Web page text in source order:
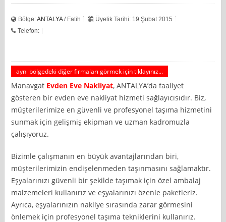
Bölge:ANTALYA/ Fatih
Üyelik Tarihi: 19 Şubat 2015
Telefon:
aynı bölgedeki diğer firmaları görmek için tıklayınız...
Manavgat Evden Eve Nakliyat, ANTALYA’da faaliyet
gösteren bir evden eve nakliyat hizmeti sağlayıcısıdır. Biz,
müşterilerimize en güvenli ve profesyonel taşıma hizmetini
sunmak için gelişmiş ekipman ve uzman kadromuzla
çalışıyoruz.
Bizimle çalışmanın en büyük avantajlarından biri,
müşterilerimizin endişelenmeden taşınmasını sağlamaktır.
Eşyalarınızı güvenli bir şekilde taşımak için özel ambalaj
malzemeleri kullanırız ve eşyalarınızı özenle paketleriz.
Ayrıca, eşyalarınızın nakliye sırasında zarar görmesini
önlemek için profesyonel taşıma tekniklerini kullanırız.